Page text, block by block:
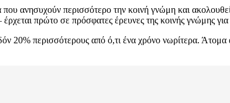
ανησυχούν περισσότερο την κοινή γνώμη και
πρώτο σε πρόσφατες έρευνες της κοινής γνώμης
20% περισσότερους από ό,τι ένα χρόνο νωρίτερα.